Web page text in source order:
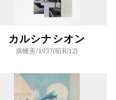
カルシナシオン
廣幡憲/1937(昭和12)